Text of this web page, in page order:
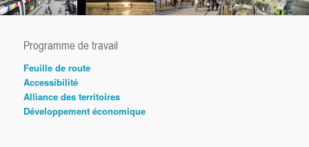
Programme de travail
Feuille de route
Accessibilité
Alliance des territoires
Développement économique